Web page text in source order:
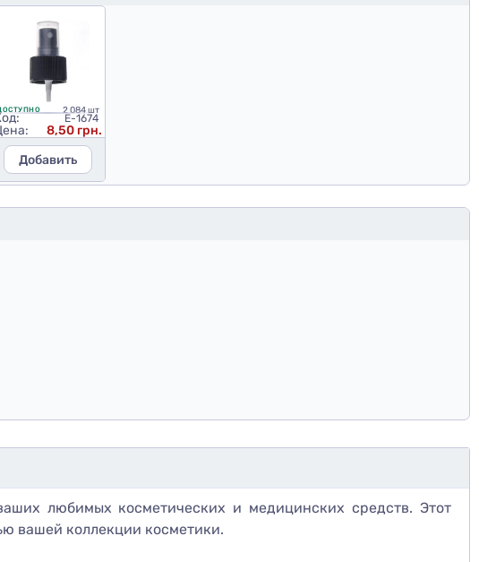
2 084 шт
E-1674
8,50 грн.
Добавить
любимых косметических и медицинских средств. Этот
вашей коллекции косметики.